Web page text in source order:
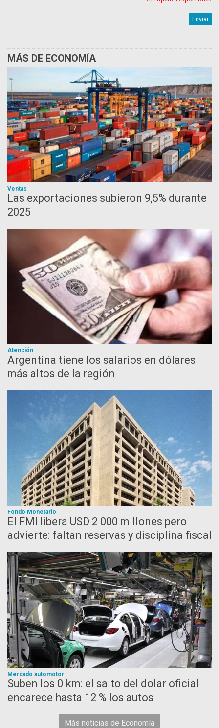
MÁS DE ECONOMÍA
Ventas
Las exportaciones subieron 9,5% durante
2025
Atención
Argentina tiene los salarios en dólares
más altos de la región
Fondo Monetario
El FMI libera USD 2 000 millones pero
advierte: faltan reservas y disciplina fiscal
Mercado automotor
Suben los 0 km: el salto del dolar oficial
encarece hasta 12 % los autos
Más noticias de Economía